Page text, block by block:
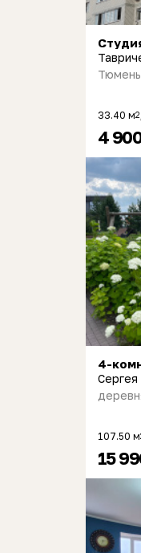
Тюмень
33.40 м2
4
4-
107.50 м
15